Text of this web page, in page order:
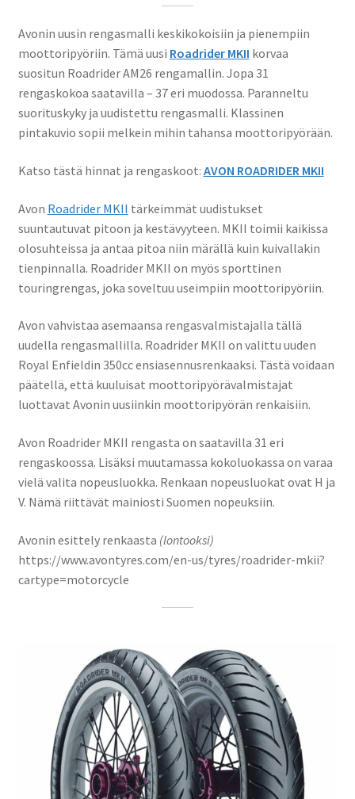
Avonin uusin rengasmalli keskikokoisiin ja pienempiin
moottoripyöriin. Tämä uusi Roadrider MKII korvaa
suositun Roadrider AM26 rengamallin. Jopa 31
rengaskokoa saatavilla – 37 eri muodossa. Paranneltu
suorituskyky ja uudistettu rengasmalli. Klassinen
pintakuvio sopii melkein mihin tahansa moottoripyörään.
Katso tästä hinnat ja rengaskoot: AVON ROADRIDER MKII
Avon Roadrider MKII tärkeimmät uudistukset
suuntautuvat pitoon ja kestävyyteen. MKII toimii kaikissa
olosuhteissa ja antaa pitoa niin märällä kuin kuivallakin
tienpinnalla. Roadrider MKII on myös sporttinen
touringrengas, joka soveltuu useimpiin moottoripyöriin.
Avon vahvistaa asemaansa rengasvalmistajalla tällä
uudella rengasmallilla. Roadrider MKII on valittu uuden
Royal Enfieldin 350cc ensiasennusrenkaaksi. Tästä voidaan
päätellä, että kuuluisat moottoripyörävalmistajat
luottavat Avonin uusiinkin moottoripyörän renkaisiin.
Avon Roadrider MKII rengasta on saatavilla 31 eri
rengaskoossa. Lisäksi muutamassa kokoluokassa on varaa
vielä valita nopeusluokka. Renkaan nopeusluokat ovat H ja
V. Nämä riittävät mainiosti Suomen nopeuksiin.
Avonin esittely renkaasta (lontooksi)
https://www.avontyres.com/en-us/tyres/roadrider-mkii?
cartype=motorcycle